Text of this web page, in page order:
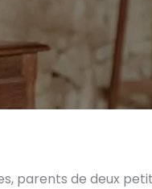
parents de deux